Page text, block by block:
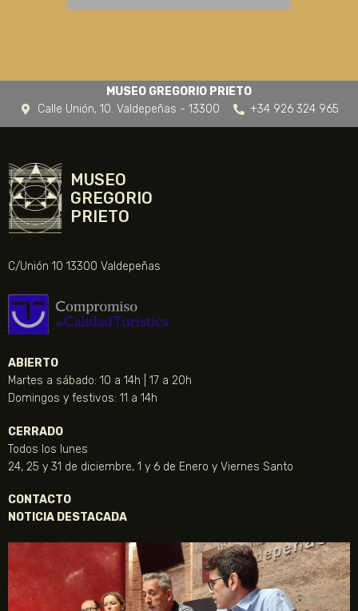
MUSEO GREGORIO PRIETO
Calle Unión, 10. Valdepeñas - 13300
+34 926 324 965
MUSEO
GREGORIO
PRIETO
C/Unión 10 13300 Valdepeñas
ABIERTO
Martes a sábado: 10 a 14h | 17 a 20h
Domingos y festivos: 11 a 14h
CERRADO
Todos los lunes
24, 25 y 31 de diciembre, 1 y 6 de Enero y Viernes Santo
CONTACTO
NOTICIA DESTACADA